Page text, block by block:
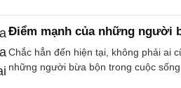
Điểm mạnh của những người
Chắc hẳn đến hiện tại, không phải ai
những người bừa bộn trong cuộc